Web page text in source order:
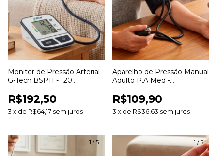
Monitor de Pressão Arterial
G-Tech BSP11 - 120
R$192,50
3 x de R$64,17 sem juros
Aparelho de Pressão Manual
Adulto P.A Med -
R$109,90
3 x de R$36,63 sem juros
1 /5 1 /5